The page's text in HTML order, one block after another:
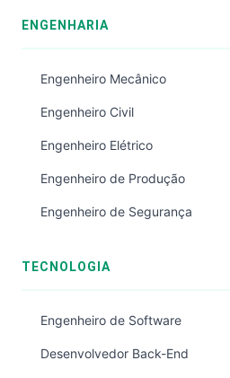
ENGENHARIA
Engenheiro Mecânico
Engenheiro Civil
Engenheiro Elétrico
Engenheiro de Produção
Engenheiro de Segurança
TECNOLOGIA
Engenheiro de Software
Desenvolvedor Back-End